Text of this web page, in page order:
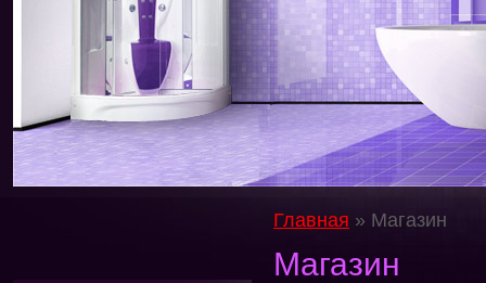
Главная » Магазин
Магазин